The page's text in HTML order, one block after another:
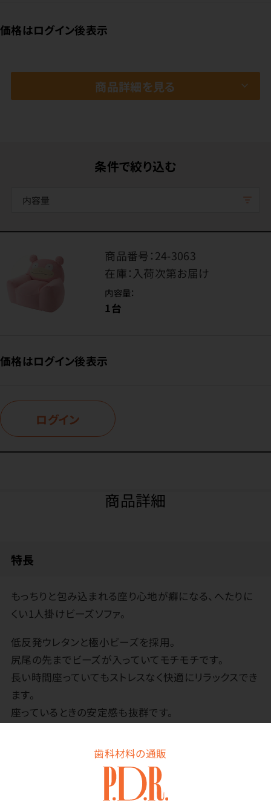
歯科材料の通販
価格はログイン後表示
商品詳細を見る
条件で絞り込む
内容量
商品番号：24-3063
在庫： 入荷次第お届け
内容量：
1台
価格はログイン後表示
ログイン
商品詳細
特長
もっちりと包み込まれる座り心地が癖になる、へたりに
くい1人掛けビーズソファ。
低反発ウレタンと極小ビーズを採用。
尻尾の先までビーズが入っていてモチモチです。
長い時間座っていてもストレスなく快適にリラックスでき
ます。
座っているときの安定感も抜群です。
カバーは洗濯可能です。（ネットに入れて洗濯してくださ
※お取り寄せ商品のため、お届けに数営業日いただきま